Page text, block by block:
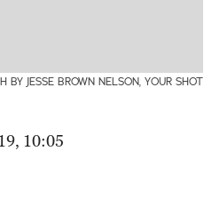
BY JESSE BROWN NELSON, YOUR SHOT
10:05